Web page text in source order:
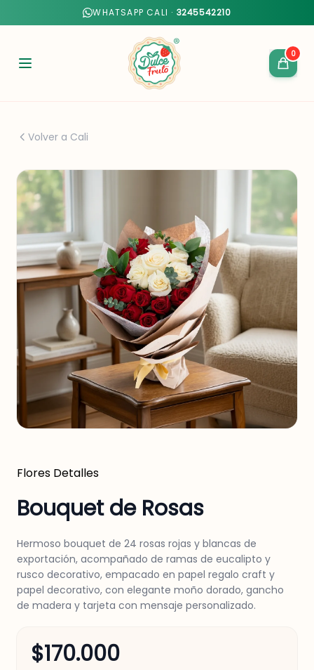
WHATSAPP CALI · 3245542210
0
Volver a Cali
Flores Detalles
Bouquet de Rosas
Hermoso bouquet de 24 rosas rojas y blancas de
exportación, acompañado de ramas de eucalipto y
rusco decorativo, empacado en papel regalo craft y
papel decorativo, con elegante moño dorado, gancho
de madera y tarjeta con mensaje personalizado.
$170.000